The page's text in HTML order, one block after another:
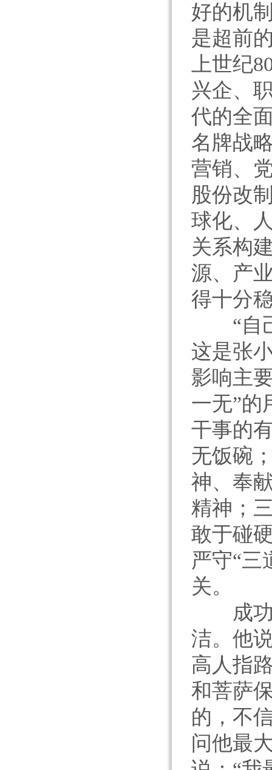
好的机
是超前
上世纪
兴企、
代的全
名牌战
营销、
股份改
球化、
关系构
源、产
得十分
“自己
这是张
影响主
一无”的
干事的
无饭碗
神、奉
精神；
敢于碰
严守“三
关。
成功
洁。他
高人指
和菩萨
的，不
问他最